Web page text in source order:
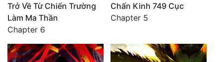
Trở Về Từ Chiến Trường
Làm Ma Thần
Chapter 6
Chấn Kinh 749 Cục
Chapter 5